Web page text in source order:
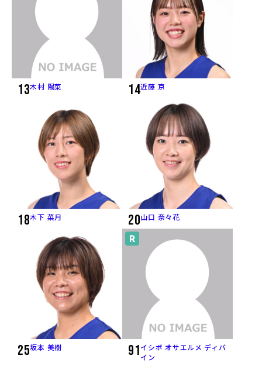
13木村 陽菜 14近藤 京
18木下 菜月 20山口 奈々花
25坂本 美樹 91イシボ オサエルメ ディバ
イン